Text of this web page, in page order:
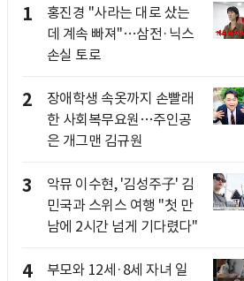
1
홍진경 "사라는 대로 샀는
데 계속 빠져"…삼전·닉스
손실 토로
2
장애학생 속옷까지 손빨래
한 사회복무요원…주인공
은 개그맨 김규원
3
악뮤 이수현, '김성주子' 김
민국과 스위스 여행 "첫 만
남에 2시간 넘게 기다렸다"
4 부모와 12세·8세 자녀 일